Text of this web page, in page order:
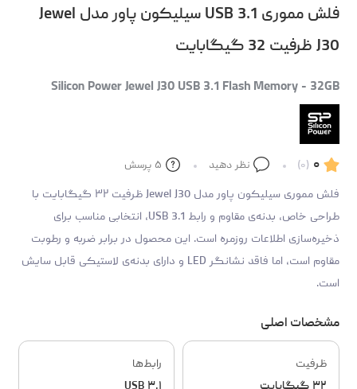
فلش مموری USB 3.1 سیلیکون پاور مدل Jewel
J30 ظرفیت 32 گیگابایت
Silicon Power Jewel J30 USB 3.1 Flash Memory - 32GB
۰ (۰) نظر دهید ۵ پرسش
فلش مموری سیلیکون پاور مدل Jewel J30 ظرفیت ۳۲ گیگابایت با
طراحی خاص، بدنه‌ی مقاوم و رابط USB 3.1، انتخابی مناسب برای
ذخیره‌سازی اطلاعات روزمره است. این محصول در برابر ضربه و رطوبت
مقاوم است، اما فاقد نشانگر LED و دارای بدنه‌ی لاستیکی قابل سایش
است.
مشخصات اصلی
ظرفیت
رابط‌ها